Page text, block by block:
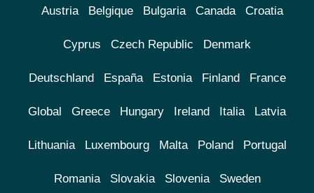
Austria Belgique Bulgaria Canada Croatia
Cyprus Czech Republic Denmark
Deutschland España Estonia Finland France
Global Greece Hungary Ireland Italia Latvia
Lithuania Luxembourg Malta Poland Portugal
Romania Slovakia Slovenia Sweden